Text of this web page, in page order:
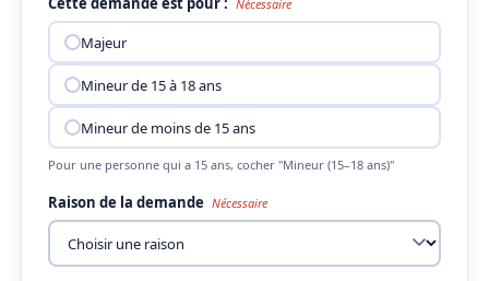
Nécessaire
Majeur
Mineur de 15 à 18 ans
Mineur de moins de 15 ans
Pour une personne qui a 15 ans, cocher "Mineur (15–18 ans)"
Raison de la demande Nécessaire